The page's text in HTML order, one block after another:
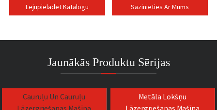
Lejupielādēt Katalogu Sazinieties Ar Mums
Jaunākās Produktu Sērijas
Cauruļu Un Cauruļu
Lāzergriešanas Mašīna
Metāla Lokšņu
Lāzergriešanas Mašīna